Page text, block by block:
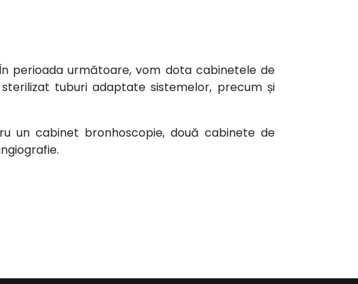
perioada următoare, vom dota cabinetele de
tuburi adaptate sistemelor, precum și
un cabinet bronhoscopie, două cabinete de